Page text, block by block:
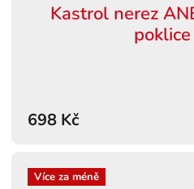
Kastrol nerez
698 Kč
Více za méně